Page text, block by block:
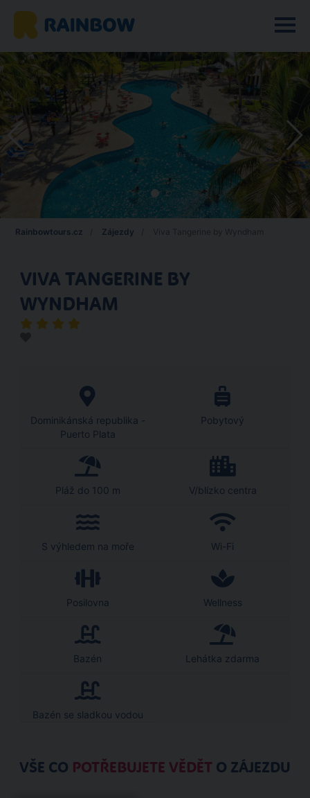
Rainbowtours.cz Zájezdy
VIVA TANGERINE BY
WYNDHAM
Dominikánská republika -
Puerto Plata
Pobytový
Pláž do 100 m V/blízko centra
S výhledem na moře Wi-Fi
Posilovna Wellness
Bazén Lehátka zdarma
Bazén se sladkou vodou
VŠE CO POTŘEBUJETE VĚDĚT O ZÁJEZDU